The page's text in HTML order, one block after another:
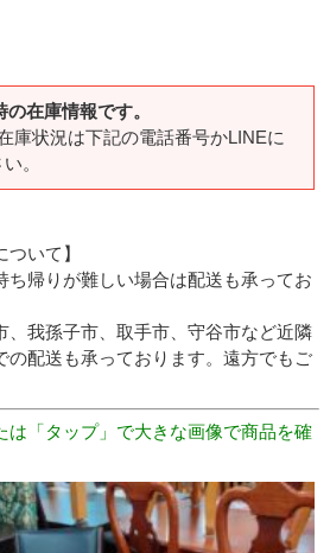
在庫情報です。
庫状況は下記の電話番号かLINEに
。
ついて】
ち帰りが難しい場合は配送も承ってお
我孫子市、取手市、守谷市など近隣
の配送も承っております。遠方でもご
は「タップ」で大きな画像で商品を確